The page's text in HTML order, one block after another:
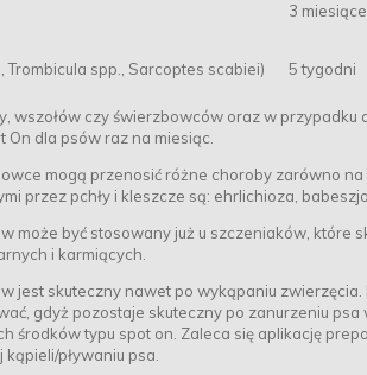
3 miesiące
spp., Sarcoptes scabiei) 5 tygodni
wszołów czy świerzbowców oraz w przypadku
dla psów raz na miesiąc.
mogą przenosić różne choroby zarówno
przez pchły i kleszcze są: ehrlichioza,
może być stosowany już u szczeniaków, które
i karmiących.
jest skuteczny nawet po wykąpaniu
gdyż pozostaje skuteczny po zanurzeniu
środków typu spot on. Zaleca się aplikację
pływaniu psa.